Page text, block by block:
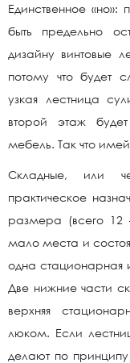
Единственное
быть предельно
дизайну винтовые
потому что будет
узкая лестница
второй этаж
мебель. Так что
Складные, или
практическое
размера (всего 12
мало места и
одна стационарная
Две нижние части
верхняя
люком. Если
делают по